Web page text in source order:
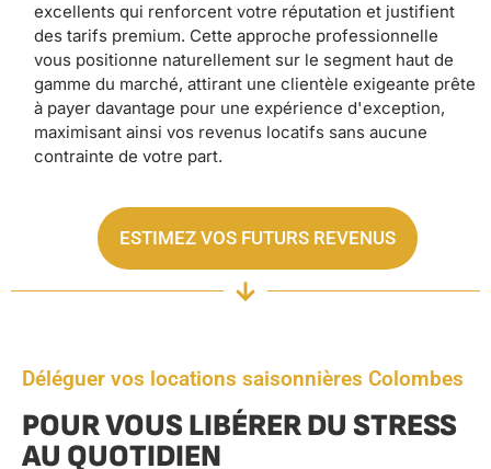
excellents qui renforcent votre réputation et justifient
des tarifs premium. Cette approche professionnelle
vous positionne naturellement sur le segment haut de
gamme du marché, attirant une clientèle exigeante prête
à payer davantage pour une expérience d'exception,
maximisant ainsi vos revenus locatifs sans aucune
contrainte de votre part.
ESTIMEZ VOS FUTURS REVENUS
Déléguer vos locations saisonnières Colombes
POUR VOUS LIBÉRER DU STRESS
AU QUOTIDIEN